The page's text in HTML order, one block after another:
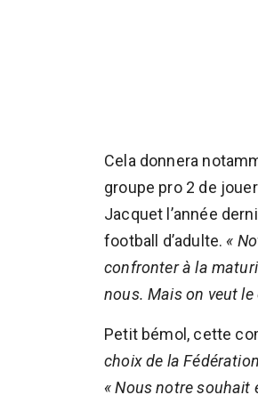
Cela donnera
groupe pro 2 de
Jacquet l’année
football d’adulte. «
confronter à la
nous. Mais on veut
Petit bémol, cette
choix de la
« Nous notre souhait